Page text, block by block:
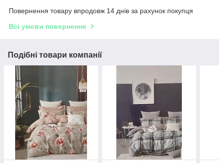
Повернення товару впродовж 14 днів за рахунок покупця
Всі умови повернення
Подібні товари компанії